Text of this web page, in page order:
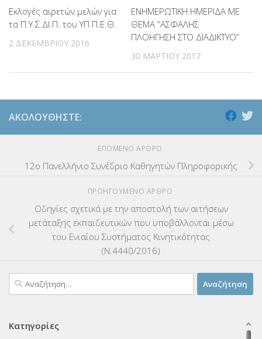
Εκλογές αιρετών μελών για
τα Π.Υ.Σ.ΔΙ.Π. του ΥΠ.Π.Ε.Θ.
2 ΔΕΚΕΜΒΡΊΟΥ 2016
ΕΝΗΜΕΡΩΤΙΚΗ ΗΜΕΡΙΔΑ ΜΕ
ΘΕΜΑ “ΑΣΦΑΛΗΣ
ΠΛΟΗΓΗΣΗ ΣΤΟ ΔΙΑΔΙΚΤΥΟ”
30 ΜΑΡΤΊΟΥ 2017
ΑΚΟΛΟΥΘΉΣΤΕ:
ΕΠΌΜΕΝΟ ΆΡΘΡΟ
12ο Πανελλήνιο Συνέδριο Καθηγητών Πληροφορικής
ΠΡΟΗΓΟΎΜΕΝΟ ΆΡΘΡΟ
Οδηγίες σχετικά με την αποστολή των αιτήσεων
μετάταξης εκπαιδευτικών που υποβάλλονται μέσω
του Ενιαίου Συστήματος Κινητικότητας
(Ν.4440/2016)
Αναζήτηση
για:
Κατηγορίες